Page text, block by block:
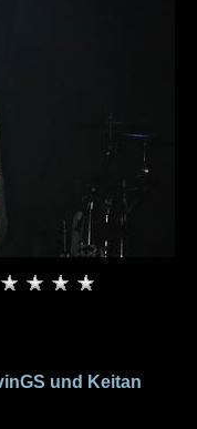
und Keitan